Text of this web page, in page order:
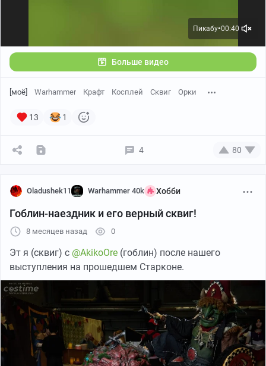
Пикабу●00:40
Больше видео
[моё] Warhammer Крафт Косплей Сквиг Орки
13 1
4 80
Oladushek11 Warhammer 40k Хобби
Гоблин-наездник и его верный сквиг!
8 месяцев назад 0
Эт я (сквиг) с @AkikoOre (гоблин) после нашего
выступления на прошедшем Старконе.